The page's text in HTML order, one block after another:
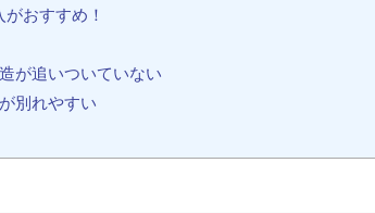
おすすめ！
が追いついていない
別れやすい